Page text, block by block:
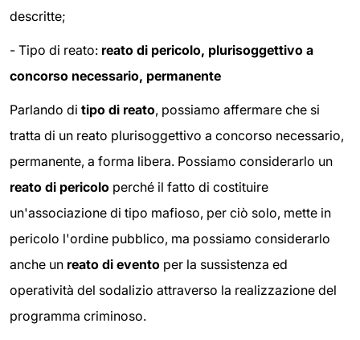
descritte;
- Tipo di reato: reato di pericolo, plurisoggettivo a
concorso necessario, permanente
Parlando di tipo di reato, possiamo affermare che si
tratta di un reato plurisoggettivo a concorso necessario,
permanente, a forma libera. Possiamo considerarlo un
reato di pericolo perché il fatto di costituire
un'associazione di tipo mafioso, per ciò solo, mette in
pericolo l'ordine pubblico, ma possiamo considerarlo
anche un reato di evento per la sussistenza ed
operatività del sodalizio attraverso la realizzazione del
programma criminoso.